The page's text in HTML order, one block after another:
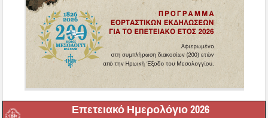
Επετειακό Ημερολόγιο 2026